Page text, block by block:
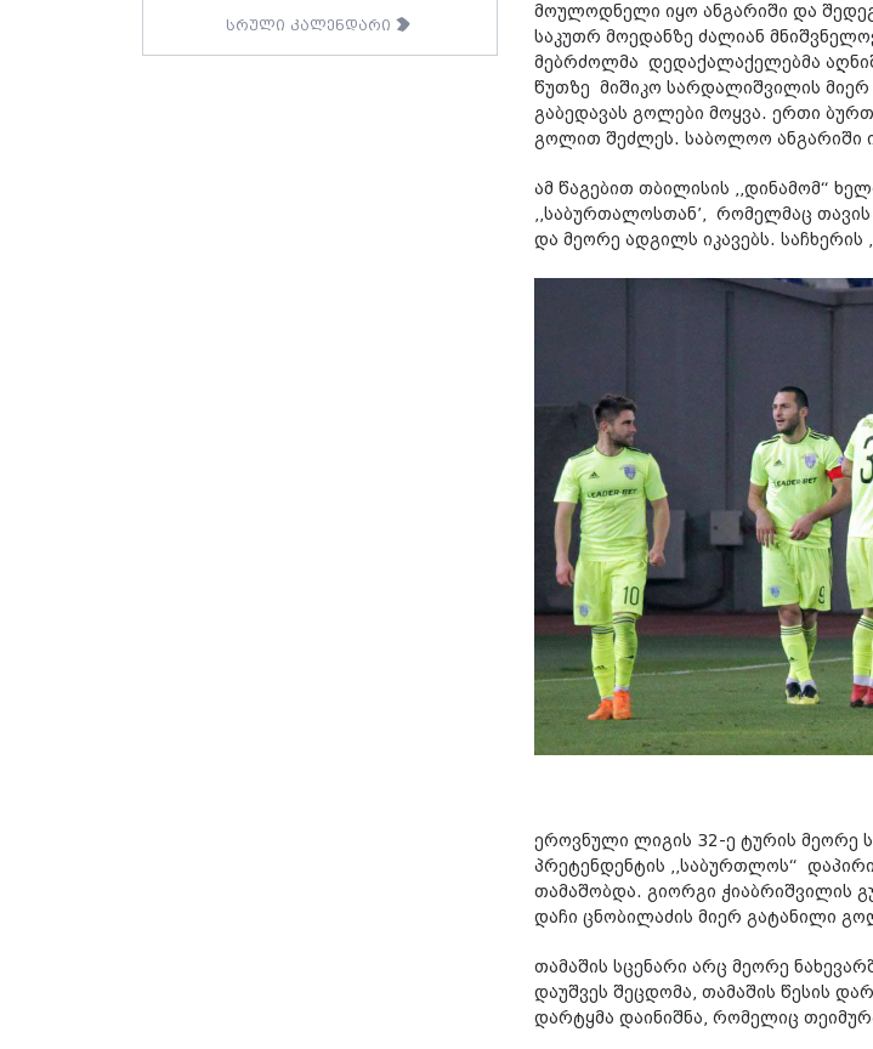
სრული კალენდარი
მოულოდნელი იყო ანგარიში და
საკუთრ მოედანზე ძალიან
მებრძოლმა დედაქალაქელებმა
წუთზე მიშიკო სარდალიშვილის
გაბედავას გოლები მოყვა. ერთი
გოლით შეძლეს. საბოლოო ანგარიში
ამ წაგებით თბილისის ,,დინამომ“
,,საბურთალოსთან’, რომელმაც
და მეორე ადგილს იკავებს. საჩხერის
ეროვნული ლიგის 32-ე ტურის მეორე
პრეტენდენტის ,,საბურთლოს“
თამაშობდა. გიორგი ჭიაბრიშვილის
დაჩი ცნობილაძის მიერ გატანილი
თამაშის სცენარი არც მეორე
დაუშვეს შეცდომა, თამაშის წესის
დარტყმა დაინიშნა, რომელიც